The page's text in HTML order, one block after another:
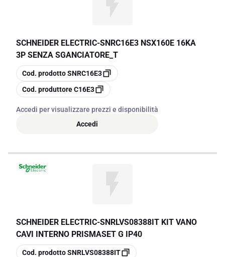
SCHNEIDER ELECTRIC-SNRC16E3 NSX160E 16KA
3P SENZA SGANCIATORE_T
copia
Cod. prodottoSNRC16E3
copia
Cod. produttoreC16E3
Accedi per visualizzare prezzi e disponibilità
Accedi
SCHNEIDER ELECTRIC-SNRLVS08388IT KIT VANO
CAVI INTERNO PRISMASET G IP40
copia
Cod. prodottoSNRLVS08388IT